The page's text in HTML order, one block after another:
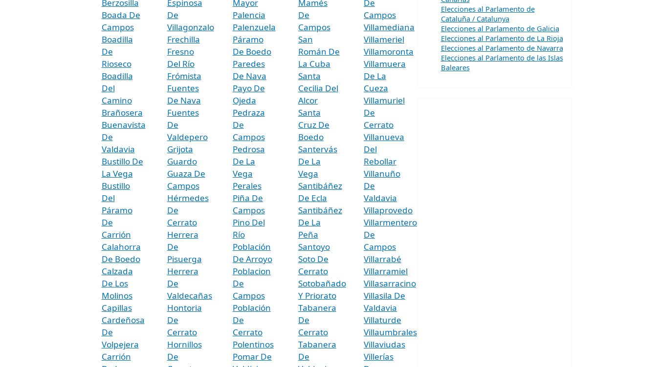
Berzosilla
Boada De
Campos
Boadilla
De
Rioseco
Boadilla
Del
Camino
Brañosera
Buenavista
De
Valdavia
Bustillo De
La Vega
Bustillo
Del
Páramo
De
Carrión
Calahorra
De Boedo
Calzada
De Los
Molinos
Capillas
Cardeñosa
De
Volpejera
Carrión
Espinosa
De
Villagonzalo
Frechilla
Fresno
Del Río
Frómista
Fuentes
De Nava
Fuentes
De
Valdepero
Grijota
Guardo
Guaza De
Campos
Hérmedes
De
Cerrato
Herrera
De
Pisuerga
Herrera
De
Valdecañas
Hontoria
De
Cerrato
Hornillos
De
Mayor
Palencia
Palenzuela
Páramo
De Boedo
Paredes
De Nava
Payo De
Ojeda
Pedraza
De
Campos
Pedrosa
De La
Vega
Perales
Piña De
Campos
Pino Del
Río
Población
De Arroyo
Poblacion
De
Campos
Población
De
Cerrato
Polentinos
Pomar De
Mamés
De
Campos
San
Román De
La Cuba
Santa
Cecilia Del
Alcor
Santa
Cruz De
Boedo
Santervás
De La
Vega
Santibáñez
De Ecla
Santibáñez
De La
Peña
Santoyo
Soto De
Cerrato
Sotobañado
Y Priorato
Tabanera
De
Cerrato
Tabanera
De
De
Campos
Villamediana
Villameriel
Villamoronta
Villamuera
De La
Cueza
Villamuriel
De
Cerrato
Villanueva
Del
Rebollar
Villanuño
De
Valdavia
Villaprovedo
Villarmentero
De
Campos
Villarrabé
Villarramiel
Villasarracino
Villasila De
Valdavia
Villaturde
Villaumbrales
Villaviudas
Villerías
Elecciones al Parlamento de
Cataluña / Catalunya
Elecciones al Parlamento de Galicia
Elecciones al Parlamento de La Rioja
Elecciones al Parlamento de Navarra
Elecciones al Parlamento de las Islas
Baleares